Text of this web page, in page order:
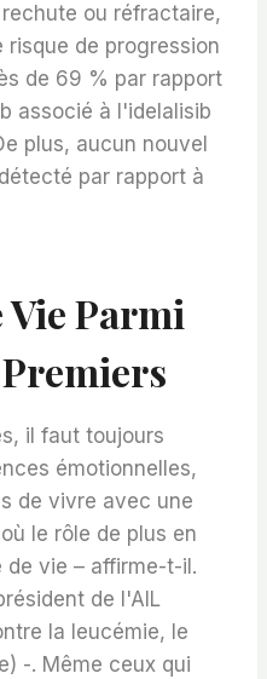
ou réfractaire,
risque de progression
de 69 % par rapport
associé à l'idelalisib
plus, aucun nouvel
par rapport à
Vie Parmi
il faut toujours
émotionnelles,
de vivre avec une
le rôle de plus en
de vie – affirme-t-il.
de l'AIL
la leucémie, le
-. Même ceux qui